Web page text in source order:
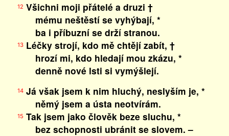
12 Všichni moji přátelé a druzi †
mému neštěstí se vyhýbají, *
ba i příbuzní se drží stranou.
13Léčky strojí, kdo mě chtějí zabít, †
hrozí mi, kdo hledají mou zkázu, *
denně nové lsti si vymýšlejí.
14Já však jsem k nim hluchý, neslyším je, *
němý jsem a ústa neotvírám.
15 Tak jsem jako člověk beze sluchu, *
bez schopnosti ubránit se slovem. –